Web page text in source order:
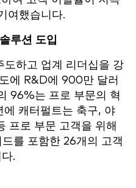
여했습니다.
루션 도입
도하고 업계 리더십을 강
에 R&D에 900만 달러
96%는 프로 부문의 혁
에 캐터펄트는 축구, 야
프로 부문 고객을 위해
를 포함한 26개의 고객
.